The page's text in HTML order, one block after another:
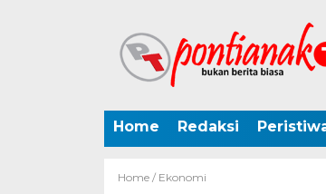
Home Redaksi
Home / Ekonomi